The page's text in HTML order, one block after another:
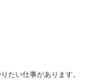
たい仕事があります。